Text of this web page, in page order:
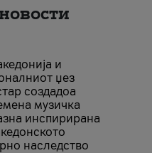
и
џез
создадоа
музичка
инспирирана
наследство